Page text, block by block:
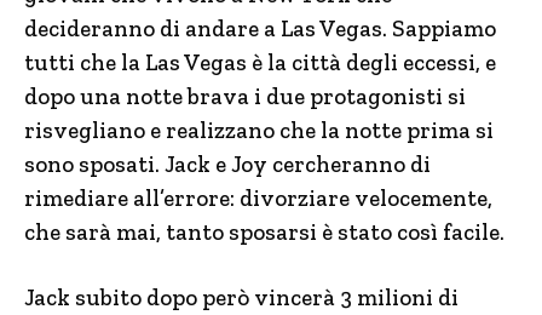
decideranno di andare a Las Vegas. Sappiamo
tutti che la Las Vegas è la città degli eccessi, e
dopo una notte brava i due protagonisti si
risvegliano e realizzano che la notte prima si
sono sposati. Jack e Joy cercheranno di
rimediare all’errore: divorziare velocemente,
che sarà mai, tanto sposarsi è stato così facile.
Jack subito dopo però vincerà 3 milioni di